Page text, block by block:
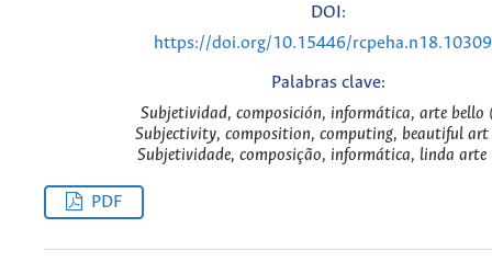
DOI:
https://doi.org/10.15446/
Palabras clave:
Subjetividad, composición, informática, arte bello
Subjectivity, composition, computing, beautiful art
Subjetividade, composição, informática, linda
PDF